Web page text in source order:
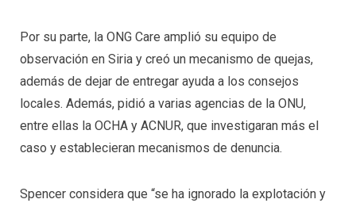
Por su parte, la ONG Care amplió su equipo de
observación en Siria y creó un mecanismo de quejas,
además de dejar de entregar ayuda a los consejos
locales. Además, pidió a varias agencias de la ONU,
entre ellas la OCHA y ACNUR, que investigaran más el
caso y establecieran mecanismos de denuncia.
Spencer considera que “se ha ignorado la explotación y